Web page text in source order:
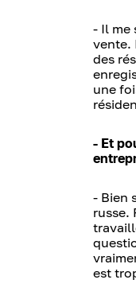
- Il me
vente.
des
une
- Et
- Bien
russe.
est